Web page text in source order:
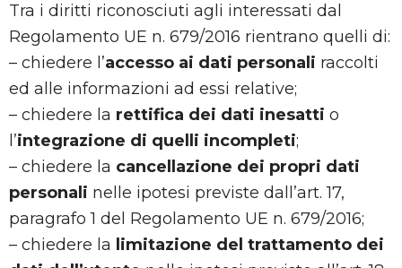
Tra i diritti riconosciuti agli interessati dal
Regolamento UE n. 679/2016 rientrano quelli di:
– chiedere l’accesso ai dati personali raccolti
ed alle informazioni ad essi relative;
– chiedere la rettifica dei dati inesatti o
l’integrazione di quelli incompleti;
– chiedere la cancellazione dei propri dati
personali nelle ipotesi previste dall’art. 17,
paragrafo 1 del Regolamento UE n. 679/2016;
– chiedere la limitazione del trattamento dei